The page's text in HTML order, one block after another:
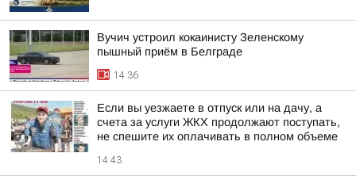
Вучич устроил кокаинисту Зеленскому
пышный приём в Белграде
14:36
Если вы уезжаете в отпуск или на дачу, а
счета за услуги ЖКХ продолжают поступать,
не спешите их оплачивать в полном объеме
14:43